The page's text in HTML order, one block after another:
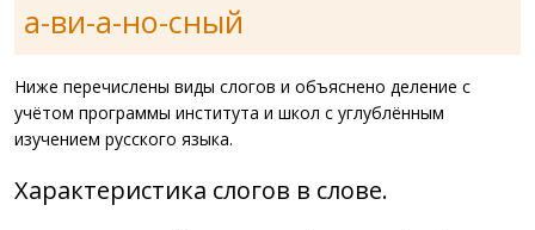
а-ви-а-но-сный
Ниже перечислены виды слогов и объяснено деление с
учётом программы института и школ с углублённым
изучением русского языка.
Характеристика слогов в слове.